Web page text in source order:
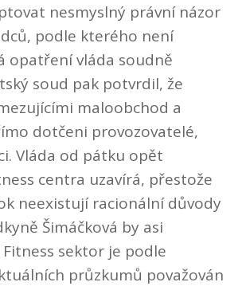
nesmyslný právní názor
podle kterého není
opatření vláda soudně
soud pak potvrdil, že
maloobchod a
dotčeni provozovatelé,
Vláda od pátku opět
centra uzavírá, přestože
neexistují racionální důvody
Šimáčková by asi
sektor je podle
průzkumů považován